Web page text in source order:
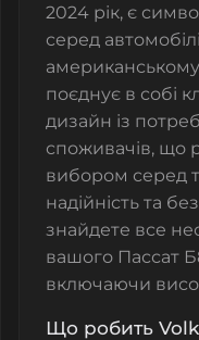
2024 рік, є
серед
поєднує в собі
дизайн із
споживачів, що
вибором серед
надійність та
знайдете все
вашого Пассат
включаючи
Що робить